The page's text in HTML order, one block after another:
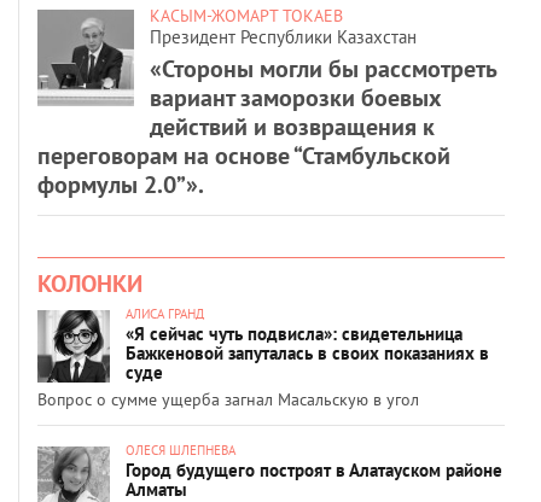
КАСЫМ-ЖОМАРТ ТОКАЕВ
Президент Республики Казахстан
«Стороны могли бы рассмотреть
вариант заморозки боевых
действий и возвращения к
переговорам на основе “Стамбульской
формулы 2.0”».
КОЛОНКИ
АЛИСА ГРАНД
«Я сейчас чуть подвисла»: свидетельница
Бажкеновой запуталась в своих показаниях в
суде
Вопрос о сумме ущерба загнал Масальскую в угол
ОЛЕСЯ ШЛЕПНЕВА
Город будущего построят в Алатауском районе
Алматы